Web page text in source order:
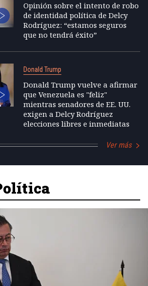
Opinión sobre el intento de robo
de identidad política de Delcy
Rodríguez: “estamos seguros
que no tendrá éxito”
Donald Trump
Donald Trump vuelve a afirmar
que Venezuela es "feliz"
mientras senadores de EE. UU.
exigen a Delcy Rodríguez
elecciones libres e inmediatas
Ver más